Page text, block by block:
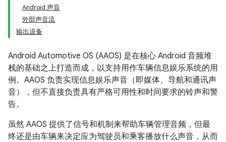
Android 声音
外部声音流
输出设备
Android Automotive OS (AAOS) 是在核心 Android 音频堆
栈的基础之上打造而成，以支持用作车辆信息娱乐系统的用
例。AAOS 负责实现信息娱乐声音（即媒体、导航和通讯声
音），但不直接负责具有严格可用性和时间要求的铃声和警
告。
虽然 AAOS 提供了信号和机制来帮助车辆管理音频，但最
终还是由车辆来决定应为驾驶员和乘客播放什么声音，从而